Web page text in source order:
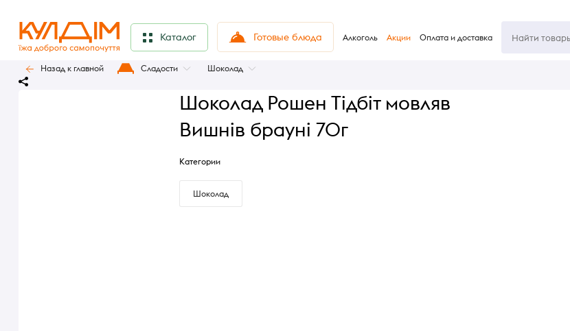
Каталог Готовые блюда Алкоголь Акции Оплата и доставка
Назад к главной Сладости Шоколад
Шоколад Рошен Тідбіт мовляв
Вишнів брауні 70г
Категории
Шоколад